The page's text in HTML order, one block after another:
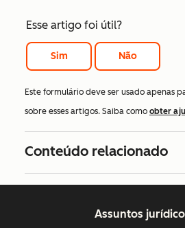
Esse artigo foi útil?
Sim Não
Este formulário deve ser usado apenas
sobre esses artigos. Saiba como obter
Conteúdo relacionado
Assuntos